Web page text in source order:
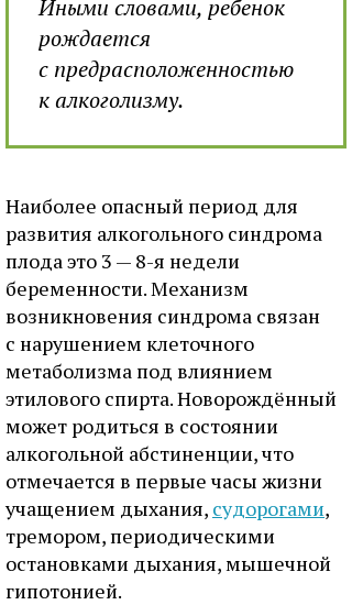
Иными словами, ребенок
рождается
с предрасположенностью
к алкоголизму.
Наиболее опасный период для
развития алкогольного синдрома
плода это 3 — 8-я недели
беременности. Механизм
возникновения синдрома связан
с нарушением клеточного
метаболизма под влиянием
этилового спирта. Новорождённый
может родиться в состоянии
алкогольной абстиненции, что
отмечается в первые часы жизни
учащением дыхания, судорогами,
тремором, периодическими
остановками дыхания, мышечной
гипотонией.